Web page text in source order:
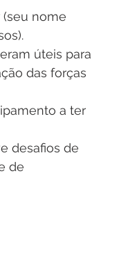
nome
úteis para
das forças
a ter
desafios de
de